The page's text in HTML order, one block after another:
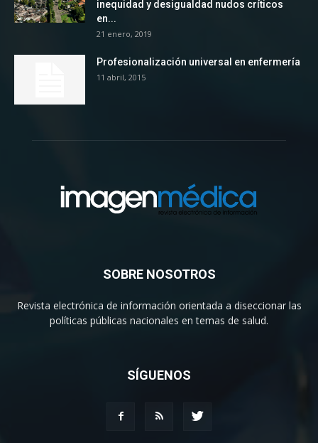
inequidad y desigualdad nudos críticos
en...
21 enero, 2019
Profesionalización universal en enfermería
11 abril, 2015
SOBRE NOSOTROS
Revista electrónica de información orientada a diseccionar las
políticas públicas nacionales en temas de salud.
SÍGUENOS